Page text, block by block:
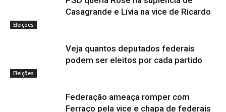
Eleições
Casagrande e Lívia na vice de Ricardo
Eleições
Veja quantos deputados federais
podem ser eleitos por cada partido
Federação ameaça romper com
Ferraço pela vice e chapa de federais